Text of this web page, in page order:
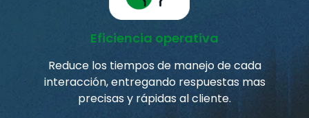
Eficiencia operativa
Reduce los tiempos de manejo de cada
interacción, entregando respuestas mas
precisas y rápidas al cliente.